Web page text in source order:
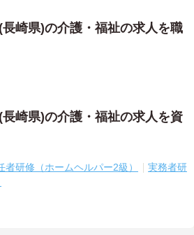
崎県)の介護・福祉の求人を職
崎県)の介護・福祉の求人を資
者研修（ホームヘルパー2級）
実務者研